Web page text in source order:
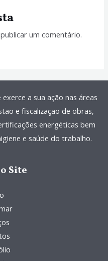
um comentário.
a sua ação nas áreas
e fiscalização de obras,
energéticas bem
e saúde do trabalho.
Site